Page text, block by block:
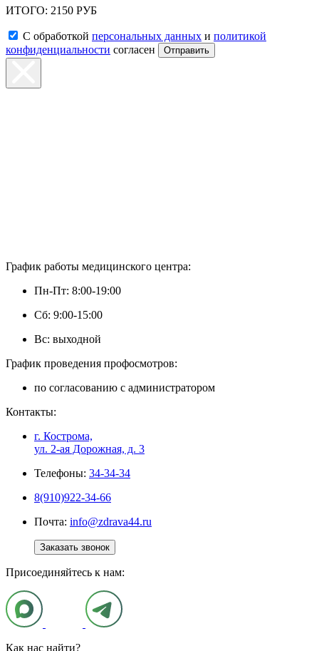
ИТОГО: 2150 РУБ
С обработкой персональных данных и политикой
конфиденциальности согласен Отправить
График работы медицинского центра:
Пн-Пт: 8:00-19:00
Сб: 9:00-15:00
Вс: выходной
График проведения профосмотров:
по согласованию с администратором
Контакты:
г. Кострома,
ул. 2-ая Дорожная, д. 3
Телефоны: 34-34-34
8(910)922-34-66
Почта: info@zdrava44.ru
Заказать звонок
Присоединяйтесь к нам:
Как нас найти?